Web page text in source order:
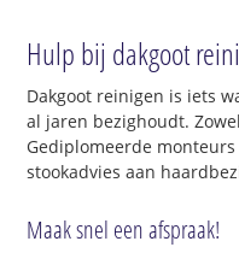
Hulp bij dakgoot
Dakgoot reinigen is iets
al jaren bezighoudt.
Gediplomeerde
stookadvies aan
Maak snel een afspraak!